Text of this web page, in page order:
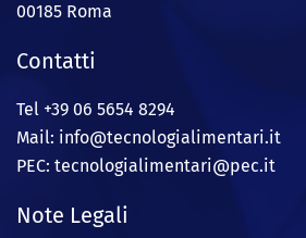
00185 Roma
Contatti
Tel +39 06 5654 8294
Mail: info@tecnologialimentari.it
PEC: tecnologialimentari@pec.it
Note Legali